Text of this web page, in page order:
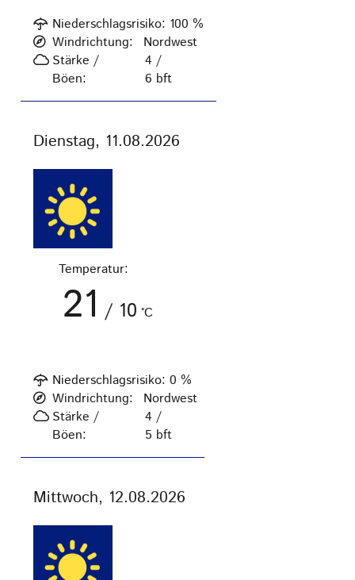
Niederschlagsrisiko: 100 %
Stärke /
Böen:
4 /
6 bft
Windrichtung: Nordwest
Dienstag, 11.08.2026
Temperatur:
21 / 10 °C
Niederschlagsrisiko: 0 %
Stärke /
Böen:
4 /
5 bft
Windrichtung: Nordwest
Mittwoch, 12.08.2026